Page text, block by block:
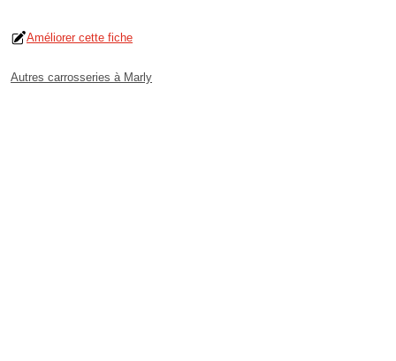
Améliorer cette fiche
Autres carrosseries à Marly